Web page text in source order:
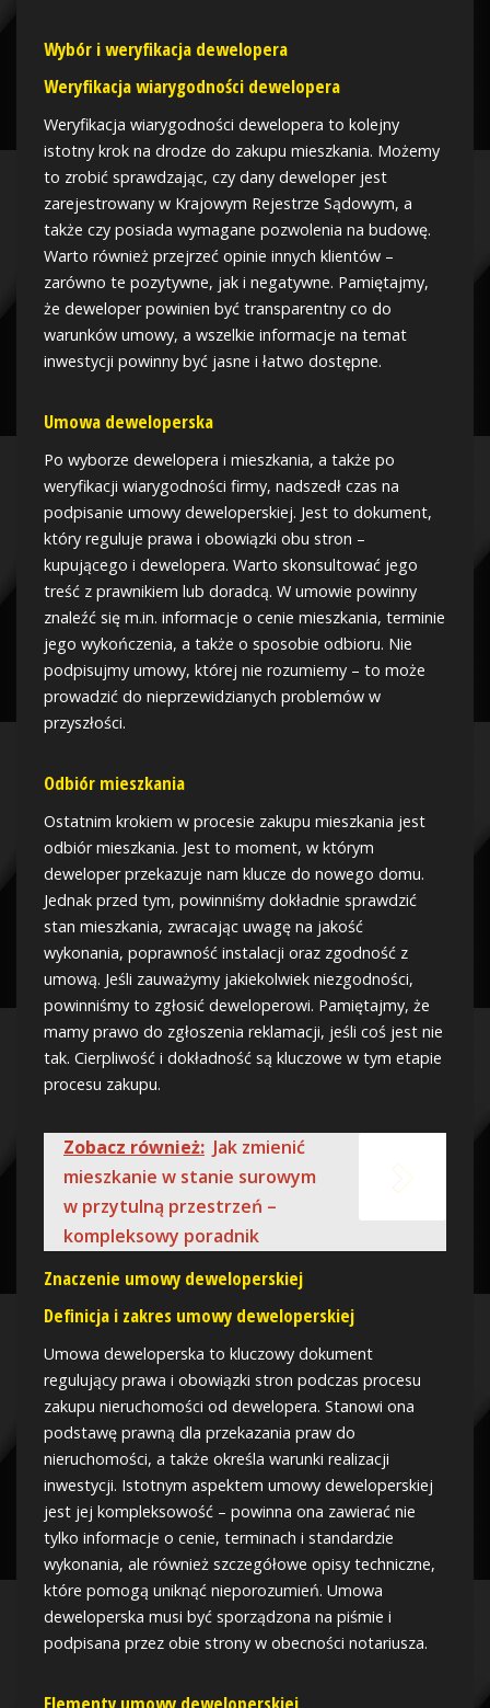
Wybór i weryfikacja dewelopera
Weryfikacja wiarygodności dewelopera
Weryfikacja wiarygodności dewelopera to kolejny
istotny krok na drodze do zakupu mieszkania. Możemy
to zrobić sprawdzając, czy dany deweloper jest
zarejestrowany w Krajowym Rejestrze Sądowym, a
także czy posiada wymagane pozwolenia na budowę.
Warto również przejrzeć opinie innych klientów –
zarówno te pozytywne, jak i negatywne. Pamiętajmy,
że deweloper powinien być transparentny co do
warunków umowy, a wszelkie informacje na temat
inwestycji powinny być jasne i łatwo dostępne.
Umowa deweloperska
Po wyborze dewelopera i mieszkania, a także po
weryfikacji wiarygodności firmy, nadszedł czas na
podpisanie umowy deweloperskiej. Jest to dokument,
który reguluje prawa i obowiązki obu stron –
kupującego i dewelopera. Warto skonsultować jego
treść z prawnikiem lub doradcą. W umowie powinny
znaleźć się m.in. informacje o cenie mieszkania, terminie
jego wykończenia, a także o sposobie odbioru. Nie
podpisujmy umowy, której nie rozumiemy – to może
prowadzić do nieprzewidzianych problemów w
przyszłości.
Odbiór mieszkania
Ostatnim krokiem w procesie zakupu mieszkania jest
odbiór mieszkania. Jest to moment, w którym
deweloper przekazuje nam klucze do nowego domu.
Jednak przed tym, powinniśmy dokładnie sprawdzić
stan mieszkania, zwracając uwagę na jakość
wykonania, poprawność instalacji oraz zgodność z
umową. Jeśli zauważymy jakiekolwiek niezgodności,
powinniśmy to zgłosić deweloperowi. Pamiętajmy, że
mamy prawo do zgłoszenia reklamacji, jeśli coś jest nie
tak. Cierpliwość i dokładność są kluczowe w tym etapie
procesu zakupu.
Zobacz również: Jak zmienić
mieszkanie w stanie surowym
w przytulną przestrzeń –
kompleksowy poradnik
Znaczenie umowy deweloperskiej
Definicja i zakres umowy deweloperskiej
Umowa deweloperska to kluczowy dokument
regulujący prawa i obowiązki stron podczas procesu
zakupu nieruchomości od dewelopera. Stanowi ona
podstawę prawną dla przekazania praw do
nieruchomości, a także określa warunki realizacji
inwestycji. Istotnym aspektem umowy deweloperskiej
jest jej kompleksowość – powinna ona zawierać nie
tylko informacje o cenie, terminach i standardzie
wykonania, ale również szczegółowe opisy techniczne,
które pomogą uniknąć nieporozumień. Umowa
deweloperska musi być sporządzona na piśmie i
podpisana przez obie strony w obecności notariusza.